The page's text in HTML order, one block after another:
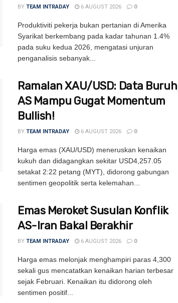
BY TEAM INTRADAY 6 AUGUST 2026 0
Produktiviti pekerja bukan pertanian di Amerika
Syarikat berkembang pada kadar tahunan 1.4%
pada suku kedua 2026, mengatasi unjuran
penganalisis sebanyak...
Ramalan XAU/USD: Data Buruh
AS Mampu Gugat Momentum
Bullish!
BY TEAM INTRADAY 6 AUGUST 2026 0
Harga emas (XAU/USD) meneruskan kenaikan
kukuh dan didagangkan sekitar USD4,257.05
setakat 2:22 petang (MYT), didorong gabungan
sentimen geopolitik serta kelemahan...
Emas Meroket Susulan Konflik
AS-Iran Bakal Berakhir
BY TEAM INTRADAY 6 AUGUST 2026 0
Harga emas melonjak menghampiri paras 4,300
sekali gus mencatatkan kenaikan harian terbesar
sejak Februari. Kenaikan itu didorong oleh
sentimen positif...